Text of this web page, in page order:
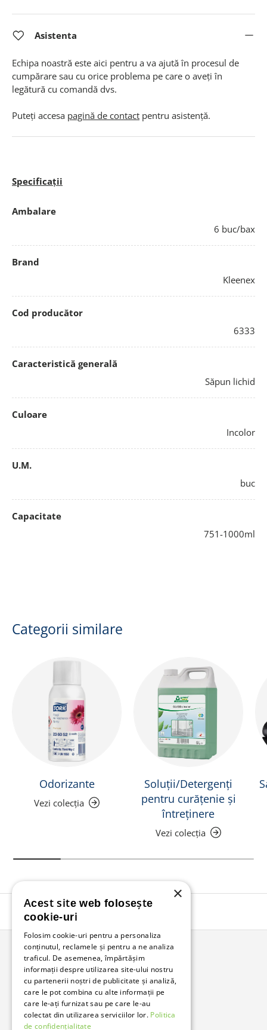
Asistenta
Echipa noastră este aici pentru a va ajută în procesul de
cumpărare sau cu orice problema pe care o aveți în
legătură cu comandă dvs.
Puteți accesa pagină de contact pentru asistență.
Specificații
Ambalare
6 buc/bax
Brand
Kleenex
Cod producător
6333
Caracteristică generală
Săpun lichid
Culoare
Incolor
U.M.
buc
Capacitate
751-1000ml
Categorii similare
Odorizante
Vezi colecția
Soluții/Detergenți
pentru curățenie și
întreținere
Vezi colecția
Înapoi în sus
Bunzl Romania
Soluții complete pentru afacerea ta.
FacebookLinkedIn
×
Acest site web folosește
cookie-uri
Folosim cookie-uri pentru a personaliza
conținutul, reclamele și pentru a ne analiza
traficul. De asemenea, împărtășim
informații despre utilizarea site-ului nostru
cu partenerii noștri de publicitate și analiză,
care le pot combina cu alte informații pe
care le-ați furnizat sau pe care le-au
colectat din utilizarea serviciilor lor. Politica
de confidențialitate